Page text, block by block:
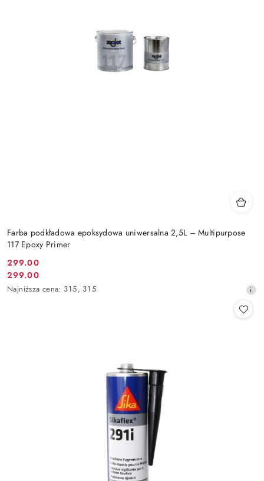
Farba podkładowa epoksydowa uniwersalna 2,5L – Multipurpose
117 Epoxy Primer
Cena
promocyjna:
299.00
Cena
promocyjna:
299.00
Najniższa
Najniższa cena: 315, 315